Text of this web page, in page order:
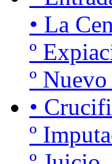
• La
º
º
•
º